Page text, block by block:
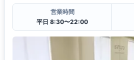
営業時間
平日 8:30〜22:00